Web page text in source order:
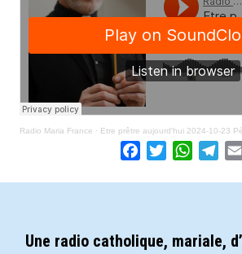
Radio Maria France · Etre prêtre aujourd'hui 2024-10-23 Père Henri Dollié ou
Facebook
Twitter
Une radio catholique, mariale,